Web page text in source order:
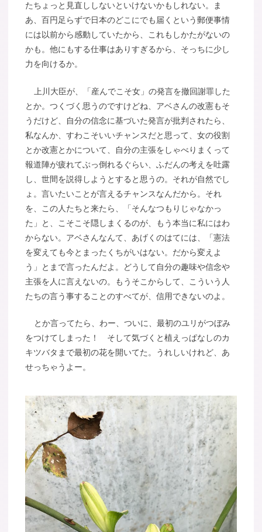
たちょっと見直ししないといけないかもしれない。ま
あ、百円足らずで日本のどこにでも届くという郵便事情
には以前から感動していたから、これもしかたがないの
かも。他にもする仕事はありすぎるから、そっちに少し
力を向けるか。
上川大臣が、「産んでこそ女」の発言を撤回謝罪した
とか。つくづく思うのですけどね、アベさんの改憲もそ
うだけど、自分の信念に基づいた発言が批判されたら、
私なんか、すわこそいいチャンスだと思って、女の役割
とか改憲とかについて、自分の主張をしゃべりまくって
報道陣が疲れてぶっ倒れるぐらい、ふだんの考えを吐露
し、世間を説得しようとすると思うの。それが自然でし
ょ。言いたいことが言えるチャンスなんだから。それ
を、この人たちと来たら、「そんなつもりじゃなかっ
た」と、こそこそ隠しまくるのが、もう本当に私にはわ
からない。アベさんなんて、あげくのはてには、「憲法
を変えても今とまったくちがいはない。だから変えよ
う」とまで言ったんだよ。どうして自分の趣味や信念や
主張を人に言えないの。もうそこからして、こういう人
たちの言う事することのすべてが、信用できないのよ。
とか言ってたら、わー、ついに、最初のユリがつぼみ
をつけてしまった！ そして気づくと植えっぱなしのカ
キツバタまで最初の花を開いてた。うれしいけれど、あ
せっちゃうよー。